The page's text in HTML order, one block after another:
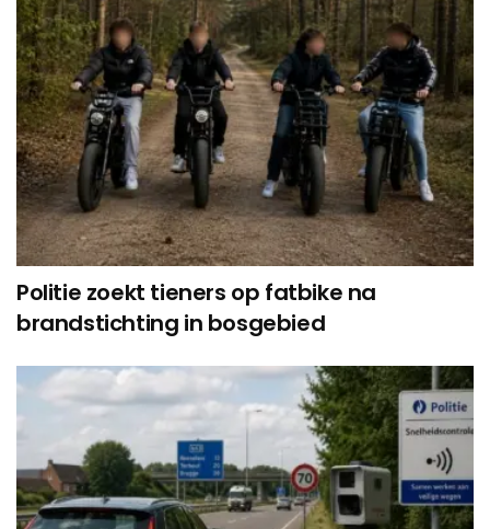
Politie zoekt tieners op fatbike na
brandstichting in bosgebied